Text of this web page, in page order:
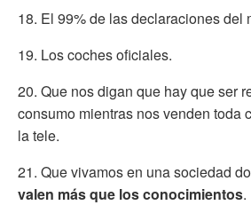
18. El 99% de las declaraciones del
19. Los coches oficiales.
20. Que nos digan que hay que ser
consumo mientras nos venden toda
la tele.
21. Que vivamos en una sociedad
valen más que los conocimientos.